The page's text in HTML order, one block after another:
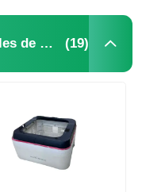
Molde de piezas de automóviles de plástico (19)